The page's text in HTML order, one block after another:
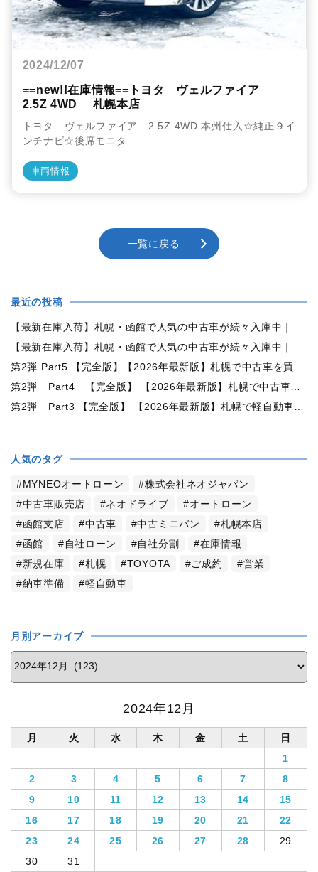
2024/12/07
==new!!在庫情報==トヨタ ヴェルファイア
2.5Z 4WD 札幌本店
トヨタ ヴェルファイア 2.5Z 4WD 本州仕入☆純正９イ
ンチナビ☆後席モニタ……
車両情報
一覧に戻る
最近の投稿
人気のタグ
MYNEOオートローン
株式会社ネオジャパン
中古車販売店
ネオドライブ
オートローン
函館支店
中古車 中古ミニバン
札幌本店
函館
自社ローン 自社分割
在庫情報
新規在庫
札幌 TOYOTA ご成約
営業
納車準備
軽自動車
月別アーカイブ
2024年12月
月 火 水 木 金 土
日
1
2
3 4 5 6 7
8
9
10 11 12 13 14
15
16
17 18 19 20 21
22
23
24 25 26 27 28
29
30
31